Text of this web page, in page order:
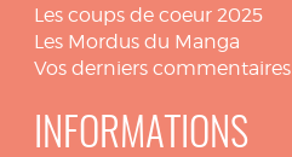
Les coups de coeur 2025
Les Mordus du Manga
Vos derniers commentaires
INFORMATIONS